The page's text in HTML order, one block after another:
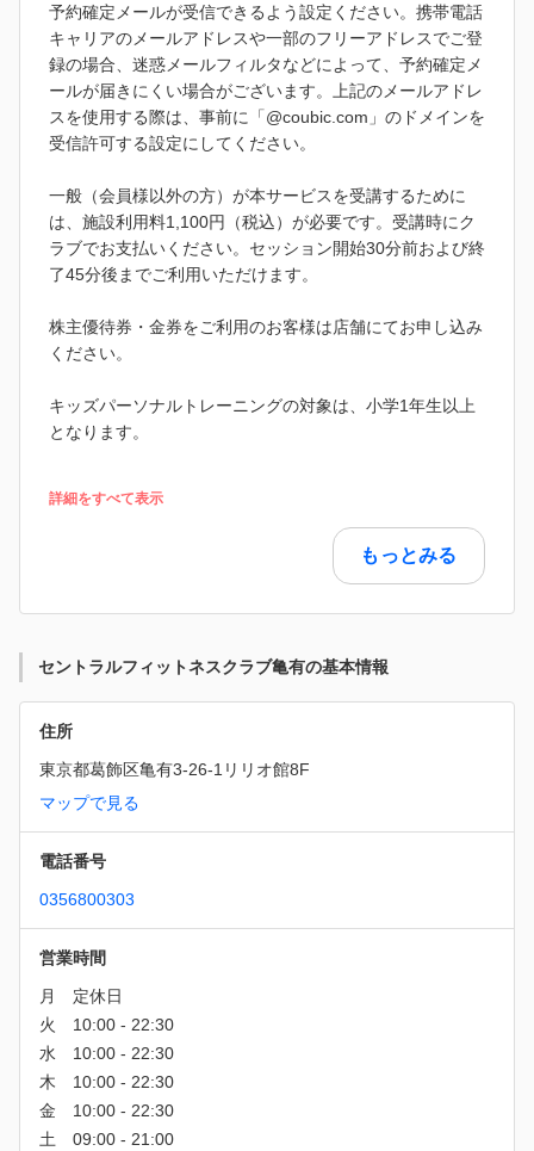
予約確定メールが受信できるよう設定ください。携帯電話
キャリアのメールアドレスや一部のフリーアドレスでご登
録の場合、迷惑メールフィルタなどによって、予約確定メ
ールが届きにくい場合がございます。上記のメールアドレ
スを使用する際は、事前に「@coubic.com」のドメインを
受信許可する設定にしてください。
一般（会員様以外の方）が本サービスを受講するために
は、施設利用料1,100円（税込）が必要です。受講時にク
ラブでお支払いください。セッション開始30分前および終
了45分後までご利用いただけます。
株主優待券・金券をご利用のお客様は店舗にてお申し込み
ください。
キッズパーソナルトレーニングの対象は、小学1年生以上
となります。
詳細をすべて表示
もっとみる
セントラルフィットネスクラブ亀有の基本情報
住所
東京都葛飾区亀有3-26-1リリオ館8F
マップで見る
電話番号
0356800303
営業時間